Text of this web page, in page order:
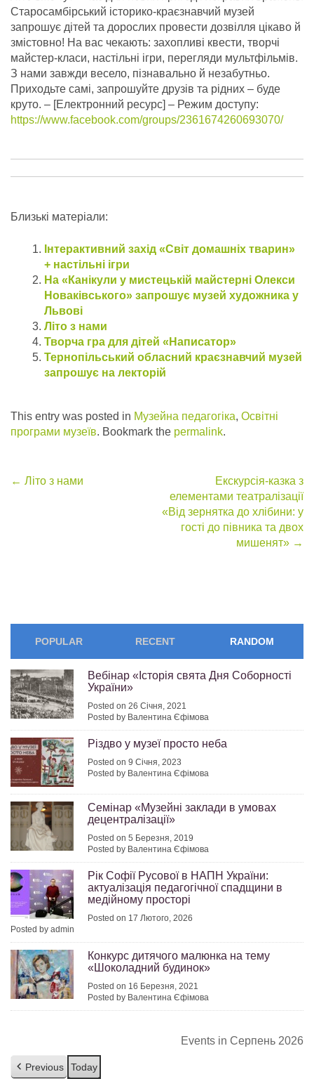
Старосамбірський історико-краєзнавчий музей
запрошує дітей та дорослих провести дозвілля цікаво й
змістовно! На вас чекають: захопливі квести, творчі
майстер-класи, настільні ігри, перегляди мультфільмів.
З нами завжди весело, пізнавально й незабутньо.
Приходьте самі, запрошуйте друзів та рідних – буде
круто. – [Електронний ресурс] – Режим доступу:
https://www.facebook.com/groups/2361674260693070/
Близькі матеріали:
Інтерактивний захід «Світ домашніх тварин»
+ настільні ігри
На «Канікули у мистецькій майстерні Олекси
Новаківського» запрошує музей художника у
Львові
Літо з нами
Творча гра для дітей «Написатор»
Тернопільський обласний краєзнавчий музей
запрошує на лекторій
This entry was posted in Музейна педагогіка, Освітні
програми музеїв. Bookmark the permalink.
Post
← Літо з нами
Екскурсія-казка з
елементами театралізації
«Від зернятка до хлібини: у
гості до півника та двох
мишенят» →
POPULAR RECENT RANDOM
Вебінар «Історія свята Дня Соборності
України»
Posted on 26 Січня, 2021
Posted by Валентина Єфімова
Різдво у музеї просто неба
Posted on 9 Січня, 2023
Posted by Валентина Єфімова
Семінар «Музейні заклади в умовах
децентралізації»
Posted on 5 Березня, 2019
Posted by Валентина Єфімова
Рік Софії Русової в НАПН України:
актуалізація педагогічної спадщини в
медійному просторі
Posted on 17 Лютого, 2026
Posted by admin
Конкурс дитячого малюнка на тему
«Шоколадний будинок»
Posted on 16 Березня, 2021
Posted by Валентина Єфімова
Events in Серпень 2026
Previous Today